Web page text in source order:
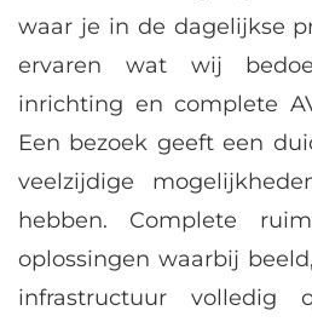
waar je in de dagelijkse
ervaren wat wij
inrichting en complete
Een bezoek geeft een
veelzijdige
hebben. Complete
oplossingen waarbij
infrastructuur